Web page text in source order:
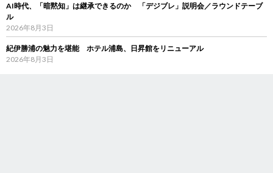
AI時代、「暗黙知」は継承できるのか 「デジブレ」説明会／ラウンドテーブ
ル
2026年8月3日
紀伊勝浦の魅力を堪能 ホテル浦島、日昇館をリニューアル
2026年8月3日